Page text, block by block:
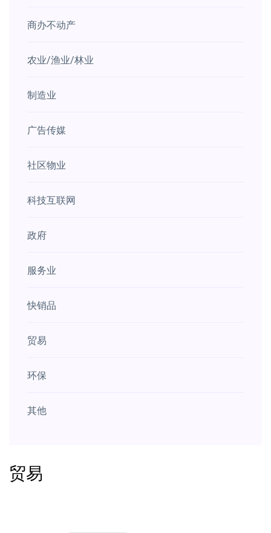
商办不动产
农业/渔业/林业
制造业
广告传媒
社区物业
科技互联网
政府
服务业
快销品
贸易
环保
其他
贸易